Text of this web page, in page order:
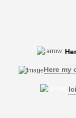
Here my